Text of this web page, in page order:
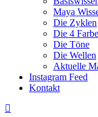
Maya
Die Zyklen
Die 4
Die Töne
Die Wellen
Aktuelle
Instagram Feed
Kontakt